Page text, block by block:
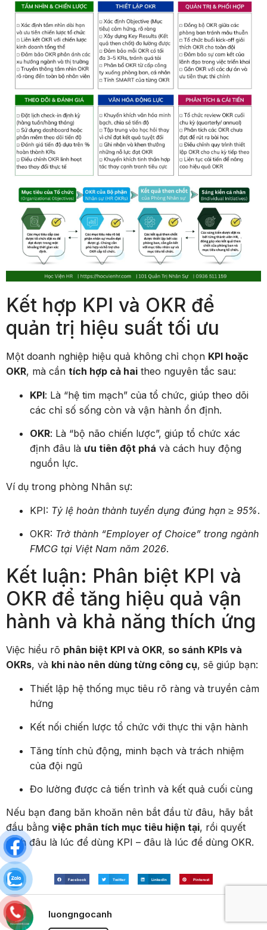
Kết hợp KPI và OKR để
quản trị hiệu suất tối ưu
Một doanh nghiệp hiệu quả không chỉ chọn KPI hoặc
OKR, mà cần tích hợp cả hai theo nguyên tắc sau:
KPI: Là “hệ tim mạch” của tổ chức, giúp theo dõi
các chỉ số sống còn và vận hành ổn định.
OKR: Là “bộ não chiến lược”, giúp tổ chức xác
định đâu là ưu tiên đột phá và cách huy động
nguồn lực.
Ví dụ trong phòng Nhân sự:
KPI: Tỷ lệ hoàn thành tuyển dụng đúng hạn ≥ 95%.
OKR: Trở thành “Employer of Choice” trong ngành
FMCG tại Việt Nam năm 2026.
Kết luận: Phân biệt KPI và
OKR để tăng hiệu quả vận
hành và khả năng thích ứng
Việc hiểu rõ phân biệt KPI và OKR, so sánh KPIs và
OKRs, và khi nào nên dùng từng công cụ, sẽ giúp bạn:
Thiết lập hệ thống mục tiêu rõ ràng và truyền cảm
hứng
Kết nối chiến lược tổ chức với thực thi vận hành
Tăng tính chủ động, minh bạch và trách nhiệm
của đội ngũ
Đo lường được cả tiến trình và kết quả cuối cùng
Nếu bạn đang băn khoăn nên bắt đầu từ đâu, hãy bắt
đầu bằng việc phân tích mục tiêu hiện tại, rồi quyết
định đâu là lúc để dùng KPI – đâu là lúc để dùng OKR.
Facebook Twitter LinkedIn Pinterest
luongngocanh